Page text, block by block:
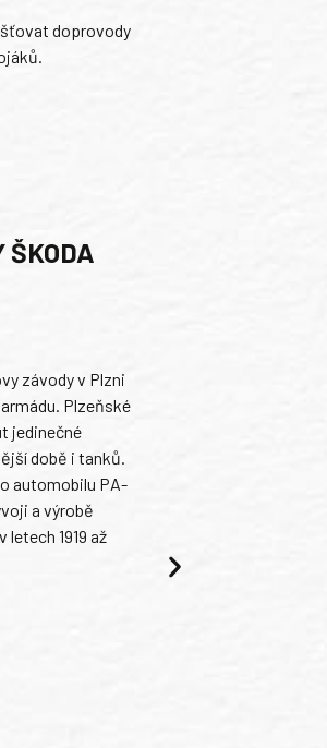
doprovody
ŠKODA
závody v Plzni
Plzeňské
jedinečné
době i tanků.
automobilu PA-
a výrobě
1919 až